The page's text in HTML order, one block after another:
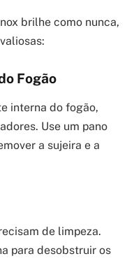
brilhe como nunca,
Fogão
interna do fogão,
Use um pano
a sujeira e a
de limpeza.
para desobstruir os